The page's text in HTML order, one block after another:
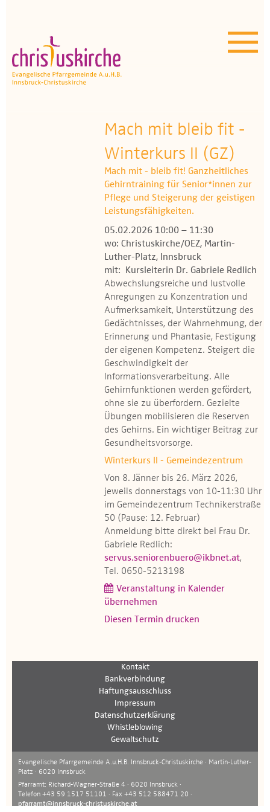
Unser Angebot
OEZ
Wissenswertes
Medien
Kontakt
Mach mit bleib fit -
Winterkurs II (GZ)
Mach mit - bleib fit! Ganzheitliches
Gehirntraining für Senior*innen zur
Pflege und Steigerung der geistigen
Leistungsfähigkeiten.
05.02.2026 10:00 – 11:30
wo: Christuskirche/OEZ, Martin-
Luther-Platz, Innsbruck
mit: Kursleiterin Dr. Gabriele Redlich
Abwechslungsreiche und lustvolle
Anregungen zu Konzentration und
Aufmerksamkeit, Unterstützung des
Gedächtnisses, der Wahrnehmung, der
Erinnerung und Phantasie, Festigung
der eigenen Kompetenz. Steigert die
Geschwindigkeit der
Informationsverarbeitung. Alle
Gehirnfunktionen werden gefördert,
ohne sie zu überfordern. Gezielte
Übungen mobilisieren die Reserven
des Gehirns. Ein wichtiger Beitrag zur
Gesundheitsvorsorge.
Winterkurs II - Gemeindezentrum
Von 8. Jänner bis 26. März 2026,
jeweils donnerstags von 10-11:30 Uhr
im Gemeindezentrum Technikerstraße
50 (Pause: 12. Februar)
Anmeldung bitte direkt bei Frau Dr.
Gabriele Redlich:
servus.seniorenbuero@ikbnet.at,
Tel. 0650-5213198
Veranstaltung in Kalender
übernehmen
Diesen Termin drucken
Kontakt
Bankverbindung
Haftungsausschluss
Impressum
Datenschutzerklärung
Whistleblowing
Gewaltschutz
Evangelische Pfarrgemeinde A.u.H.B. Innsbruck-Christuskirche · Martin-Luther-
Platz · 6020 Innsbruck
Pfarramt: Richard-Wagner-Straße 4 · 6020 Innsbruck ·
Telefon +43 59 1517 51101 · Fax +43 512 588471 20 ·
pfarramt@innsbruck-christuskirche.at